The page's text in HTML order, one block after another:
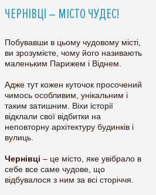
ЧЕРНІВЦІ – МІСТО ЧУДЕС!
Побувавши в цьому чудовому місті,
ви зрозумієте, чому його називають
маленьким Парижем і Віднем.
Адже тут кожен куточок просочений
чимось особливим, унікальним і
таким затишним. Віхи історії
відклали свої відбитки на
неповторну архітектуру будинків і
вулиць.
Чернівці – це місто, яке увібрало в
себе все саме чудове, що
відбувалося з ним за всі сторіччя.